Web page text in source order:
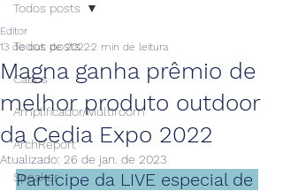
Todos posts
Cabos
Amplificador/Multiroom
ArchReport
Speaker
Todos posts
Magna ganha prêmio de
melhor produto outdoor
da Cedia Expo 2022
Editor
13 de out. de 20222 min de leitura
Atualizado: 26 de jan. de 2023
Participe da LIVE especial de